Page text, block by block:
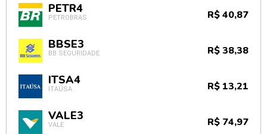
PETR4
PETROBRAS R$ 40,87
BBSE3
BB SEGURIDADE R$ 38,38
ITSA4
ITAÚSA R$ 13,21
VALE3
VALE R$ 74,97